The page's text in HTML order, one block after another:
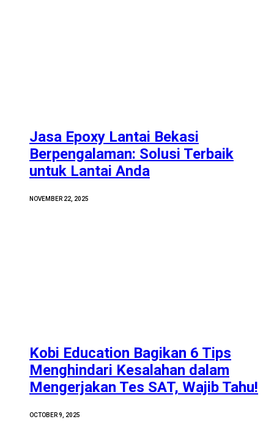
Jasa Epoxy Lantai Bekasi
Berpengalaman: Solusi Terbaik
untuk Lantai Anda
NOVEMBER 22, 2025
Kobi Education Bagikan 6 Tips
Menghindari Kesalahan dalam
Mengerjakan Tes SAT, Wajib Tahu!
OCTOBER 9, 2025